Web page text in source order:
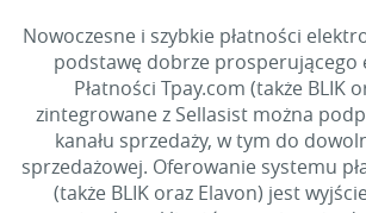
Nowoczesne i szybkie płatności
podstawę dobrze prosperującego
Płatności Tpay.com (także BLIK
zintegrowane z Sellasist można
kanału sprzedaży, w tym do
sprzedażowej. Oferowanie systemu
(także BLIK oraz Elavon) jest